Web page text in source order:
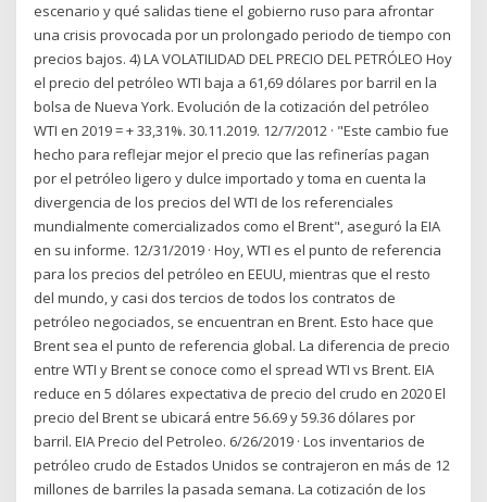
escenario y qué salidas tiene el gobierno ruso para afrontar
una crisis provocada por un prolongado periodo de tiempo con
precios bajos. 4) LA VOLATILIDAD DEL PRECIO DEL PETRÓLEO Hoy
el precio del petróleo WTI baja a 61,69 dólares por barril en la
bolsa de Nueva York. Evolución de la cotización del petróleo
WTI en 2019 = + 33,31%. 30.11.2019. 12/7/2012 · "Este cambio fue
hecho para reflejar mejor el precio que las refinerías pagan
por el petróleo ligero y dulce importado y toma en cuenta la
divergencia de los precios del WTI de los referenciales
mundialmente comercializados como el Brent", aseguró la EIA
en su informe. 12/31/2019 · Hoy, WTI es el punto de referencia
para los precios del petróleo en EEUU, mientras que el resto
del mundo, y casi dos tercios de todos los contratos de
petróleo negociados, se encuentran en Brent. Esto hace que
Brent sea el punto de referencia global. La diferencia de precio
entre WTI y Brent se conoce como el spread WTI vs Brent. EIA
reduce en 5 dólares expectativa de precio del crudo en 2020 El
precio del Brent se ubicará entre 56.69 y 59.36 dólares por
barril. EIA Precio del Petroleo. 6/26/2019 · Los inventarios de
petróleo crudo de Estados Unidos se contrajeron en más de 12
millones de barriles la pasada semana. La cotización de los